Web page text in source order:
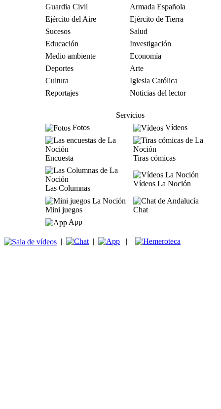
Guardia Civil
Armada Española
Ejército del Aire
Ejército de Tierra
Sucesos
Salud
Educación
Investigación
Medio ambiente
Economía
Deportes
Arte
Cultura
Iglesia Católica
Reportajes
Noticias del lector
Servicios
Fotos
Vídeos
Encuesta Tiras cómicas
Las Columnas
Vídeos La Noción
Mini juegos
Chat
App
| | |